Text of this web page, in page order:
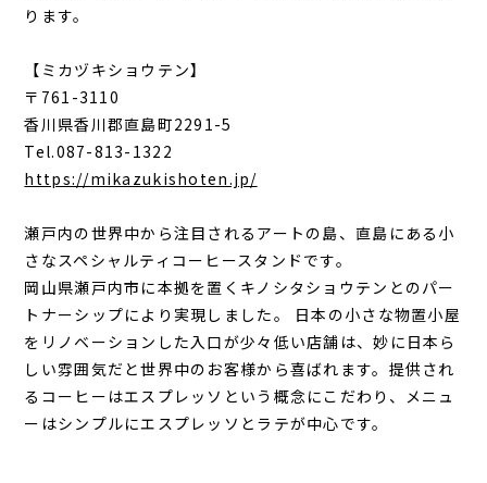
ります。
【ミカヅキショウテン】
〒761-3110
香川県香川郡直島町2291-5
Tel.087-813-1322
https://mikazukishoten.jp/
瀬戸内の世界中から注目されるアートの島、直島にある小
さなスペシャルティコーヒースタンドです。
岡山県瀬戸内市に本拠を置くキノシタショウテンとのパー
トナーシップにより実現しました。 日本の小さな物置小屋
をリノベーションした入口が少々低い店舗は、妙に日本ら
しい雰囲気だと世界中のお客様から喜ばれます。提供され
るコーヒーはエスプレッソという概念にこだわり、メニュ
ーはシンプルにエスプレッソとラテが中心です。